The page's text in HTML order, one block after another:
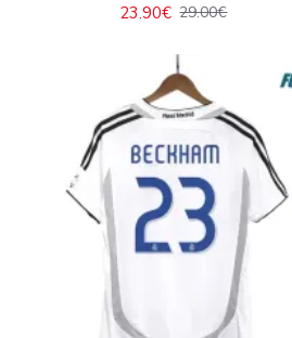
23.90€ 29.00€